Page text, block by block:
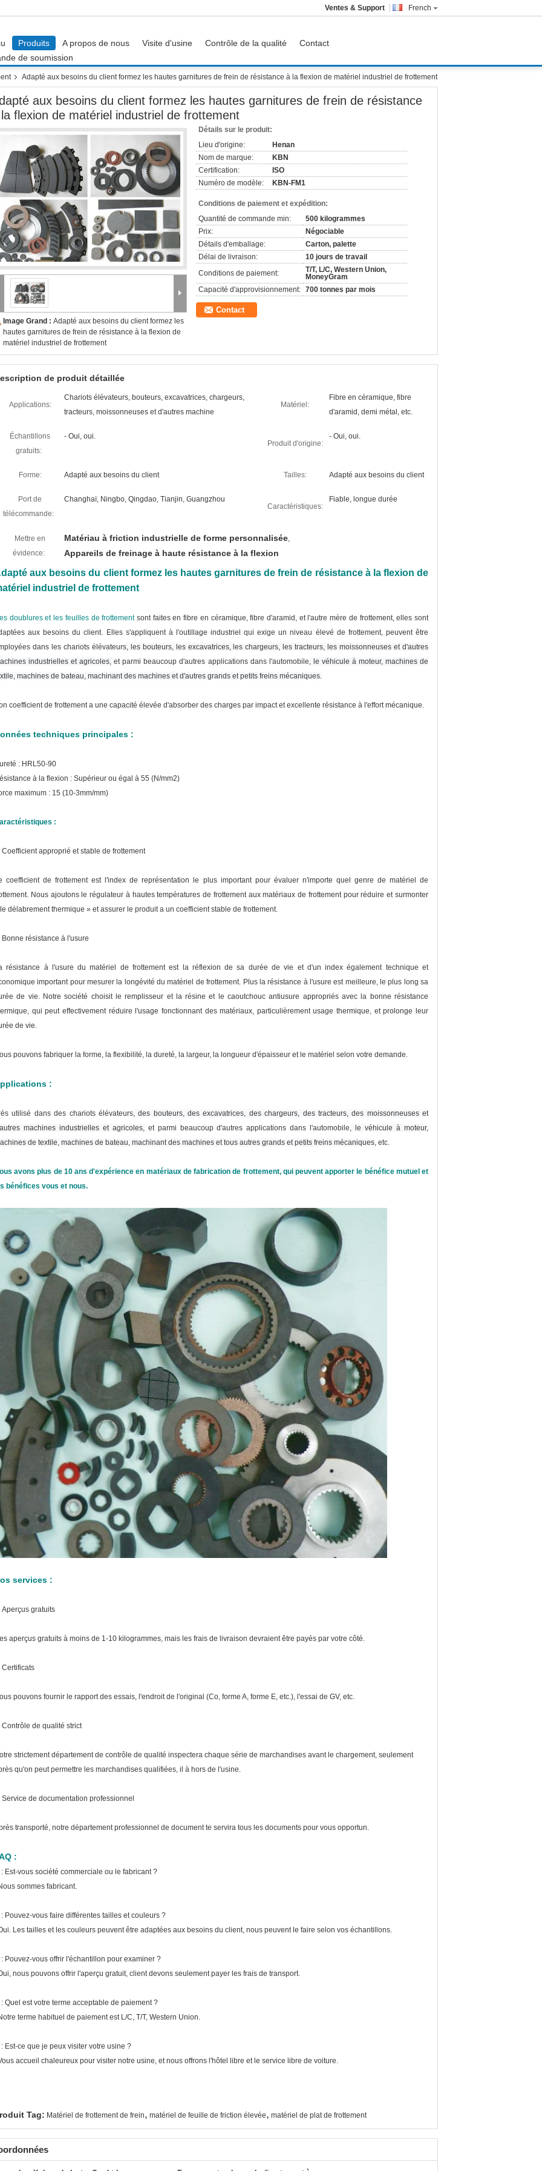
French
Ventes & Support
Produits A propos de nous Visite d'usine Contrôle de la qualité
Contact
de soumission
Adapté aux besoins du client formez les hautes garnitures de frein de résistance à la flexion de matériel industriel de frottement
aux besoins du client formez les hautes garnitures de frein de résistance
flexion de matériel industriel de frottement
Image Grand : Adapté aux besoins du client formez les
hautes garnitures de frein de résistance à la flexion de
matériel industriel de frottement
Détails sur le produit:
Lieu d'origine:
Henan
Nom de marque:
KBN
Certification:
ISO
Numéro de modèle:
KBN-FM1
Conditions de paiement et expédition:
Quantité de commande min:
500 kilogrammes
Prix:
Négociable
Détails d'emballage:
Carton, palette
Délai de livraison:
10 jours de travail
Conditions de paiement:
T/T, L/C, Western Union,
MoneyGram
Capacité d'approvisionnement: 700 tonnes par mois
Contact
de produit détaillée
Applications:
Chariots élévateurs, bouteurs, excavatrices, chargeurs,
tracteurs, moissonneuses et d'autres machine
Matériel:
Fibre en céramique, fibre
d'aramid, demi métal, etc.
Échantillons
gratuits:
- Oui, oui.
Produit d'origine:
- Oui, oui.
Forme: Adapté aux besoins du client Tailles: Adapté aux besoins du client
Port de
télécommande:
Changhaï, Ningbo, Qingdao, Tianjin, Guangzhou
Caractéristiques:
Fiable, longue durée
Mettre en
évidence:
Matériau à friction industrielle de forme personnalisée,
Appareils de freinage à haute résistance à la flexion
aux besoins du client formez les hautes garnitures de frein de résistance à la flexion de
industriel de frottement
doublures et les feuilles de frottement sont faites en fibre en céramique, fibre d'aramid, et l'autre mère de frottement, elles sont
aux besoins du client. Elles s'appliquent àl'outillage industriel qui exige un niveau élevé de frottement, peuvent être
dans les chariots élévateurs, les bouteurs, les excavatrices, les chargeurs, les tracteurs, les moissonneuses et d'autres
industrielles et agricoles,et parmi beaucoup d'autres applications dans l'automobile, le véhicule à moteur, machines de
machines de bateau, machinant des machines et d'autres grands et petits freins mécaniques.
coefficient de frottement a une capacité élevée d'absorber des charges par impact et excellente résistance à l'effort mécanique.
techniques principales :
: HRL50-90
à la flexion : Supérieur ou égal à 55 (N/mm2)
maximum : 15 (10-3mm/mm)
:
Coefficient approprié et stable de frottement
coefficient de frottement est l'index de représentation le plus important pour évaluer n'importe quel genre de matériel de
Nous ajoutons le régulateur à hautes températures de frottement aux matériaux de frottement pour réduire et surmonter
délabrement thermique » et assurer le produit a un coefficient stable de frottement.
Bonne résistance à l'usure
résistance à l'usure du matériel de frottement est la réflexion de sa durée de vie et d'un index également technique et
important pour mesurer la longévité du matériel de frottement. Plus la résistance à l'usure est meilleure, le plus long sa
de vie. Notre société choisit le remplisseur et la résine et le caoutchouc antiusure appropriés avec la bonne résistance
qui peut effectivement réduire l'usage fonctionnant des matériaux, particulièrement usage thermique, et prolonge leur
de vie.
pouvons fabriquer la forme, la flexibilité, la dureté, la largeur, la longueur d'épaisseur et le matériel selon votre demande.
:
utilisé dans des chariots élévateurs, des bouteurs, des excavatrices, des chargeurs, des tracteurs, des moissonneuses et
machines industrielles et agricoles, et parmi beaucoup d'autres applications dans l'automobile, le véhicule à moteur,
de textile, machines de bateau, machinant des machines et tous autres grands et petits freins mécaniques, etc.
avons plus de 10 ans d'expérience en matériaux de fabrication de frottement, qui peuvent apporter le bénéfice mutuel et
bénéfices vous et nous.
services :
Aperçus gratuits
aperçus gratuits à moins de 1-10 kilogrammes, mais les frais de livraison devraient être payés par votre côté.
Certificats
pouvons fournir le rapport des essais, l'endroit de l'original (Co, forme A, forme E, etc.), l'essai de GV, etc.
Contrôle de qualité strict
strictement département de contrôle de qualité inspectera chaque série de marchandises avant le chargement, seulement
qu'on peut permettre les marchandises qualifiées, il à hors de l'usine.
Service de documentation professionnel
transporté, notre département professionnel de document te servira tous les documents pour vous opportun.
:
: Est-vous société commerciale ou le fabricant ?
sommes fabricant.
: Pouvez-vous faire différentes tailles et couleurs ?
Les tailles et les couleurs peuvent être adaptées aux besoins du client, nous peuvent le faire selon vos échantillons.
: Pouvez-vous offrir l'échantillon pour examiner ?
nous pouvons offrir l'aperçu gratuit, client devons seulement payer les frais de transport.
: Quel est votre terme acceptable de paiement ?
terme habituel de paiement est L/C, T/T, Western Union.
: Est-ce que je peux visiter votre usine ?
accueil chaleureux pour visiter notre usine, et nous offrons l'hôtel libre et le service libre de voiture.
Tag: Matériel de frottement de frein, matériel de feuille de friction élevée, matériel de plat de frottement